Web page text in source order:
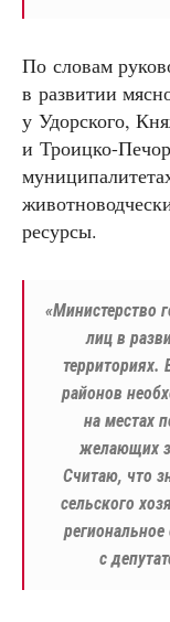
По словам
в развитии
у Удорского,
и Троицко-
ресурсы.
«Министерство
лиц в
территориях.
районов
на местах
желающих
Считаю, что
сельского
с